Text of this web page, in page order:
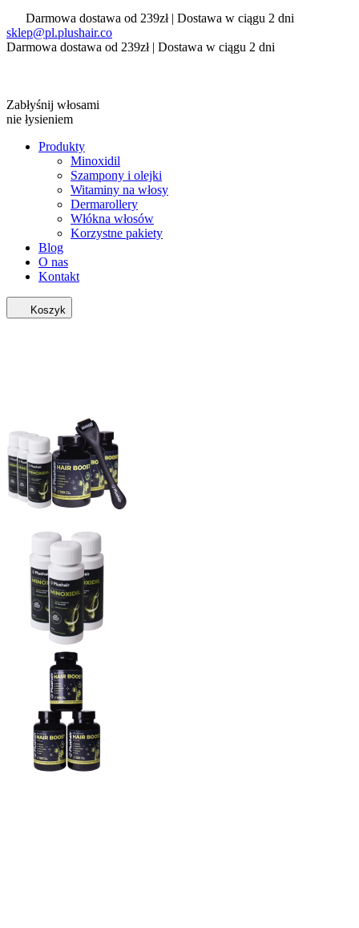
Darmowa dostawa od 239zł | Dostawa w ciągu 2 dni
sklep@pl.plushair.co
Darmowa dostawa od 239zł | Dostawa w ciągu 2 dni
Zabłyśnij włosami
nie łysieniem
Produkty
Minoxidil
Szampony i olejki
Witaminy na włosy
Dermarollery
Włókna włosów
Korzystne pakiety
Blog
O nas
Kontakt
Koszyk